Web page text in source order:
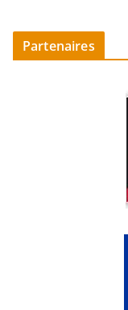
Partenaires